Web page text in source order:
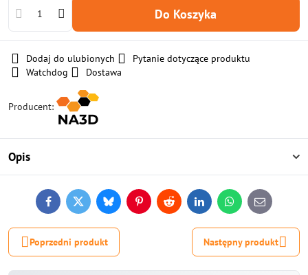
Do Koszyka
Dodaj do ulubionych
Pytanie dotyczące produktu
Watchdog
Dostawa
Producent:
Opis
FacebookTwitterBlueskyPinterestReddit LinkedInWhatsApp
E-
mail
Poprzedni produkt Następny produkt